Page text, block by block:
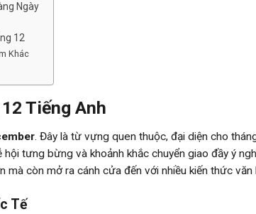
Ngày
12
Khác
Tiếng Anh
. Đây là từ vựng quen thuộc, đại diện cho
tưng bừng và khoảnh khắc chuyển giao đầy ý
mà còn mở ra cánh cửa đến với nhiều kiến thức văn
Tế